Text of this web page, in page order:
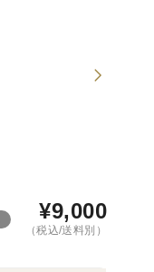
¥9,000
（税込/送料別）